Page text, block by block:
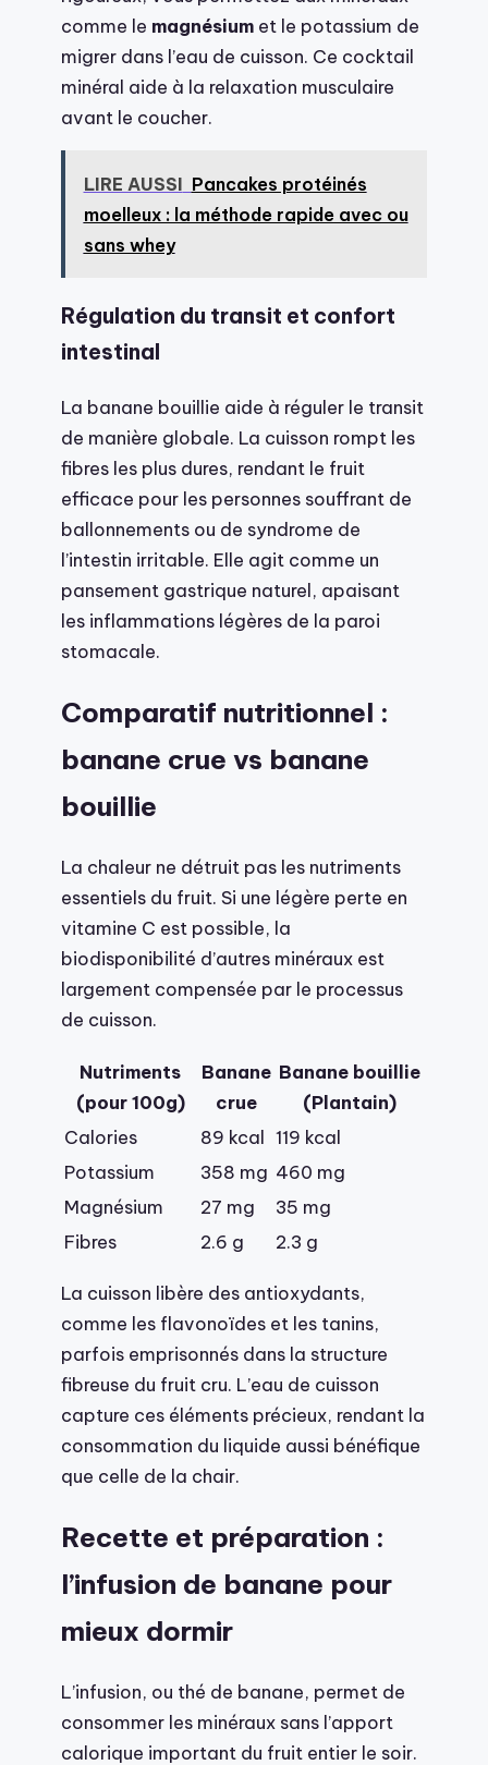
comme le magnésium et le potassium de
migrer dans l’eau de cuisson. Ce cocktail
minéral aide à la relaxation musculaire
avant le coucher.
LIRE AUSSI Pancakes protéinés
moelleux : la méthode rapide avec ou
sans whey
Régulation du transit et confort
intestinal
La banane bouillie aide à réguler le transit
de manière globale. La cuisson rompt les
fibres les plus dures, rendant le fruit
efficace pour les personnes souffrant de
ballonnements ou de syndrome de
l’intestin irritable. Elle agit comme un
pansement gastrique naturel, apaisant
les inflammations légères de la paroi
stomacale.
Comparatif nutritionnel :
banane crue vs banane
bouillie
La chaleur ne détruit pas les nutriments
essentiels du fruit. Si une légère perte en
vitamine C est possible, la
biodisponibilité d’autres minéraux est
largement compensée par le processus
de cuisson.
Nutriments
(pour 100g)
Banane
crue
Banane bouillie
(Plantain)
Calories
89 kcal 119 kcal
Potassium
358 mg 460 mg
Magnésium
27 mg
35 mg
Fibres
2.6 g 2.3 g
La cuisson libère des antioxydants,
comme les flavonoïdes et les tanins,
parfois emprisonnés dans la structure
fibreuse du fruit cru. L’eau de cuisson
capture ces éléments précieux, rendant la
consommation du liquide aussi bénéfique
que celle de la chair.
Recette et préparation :
l’infusion de banane pour
mieux dormir
L’infusion, ou thé de banane, permet de
consommer les minéraux sans l’apport
calorique important du fruit entier le soir.